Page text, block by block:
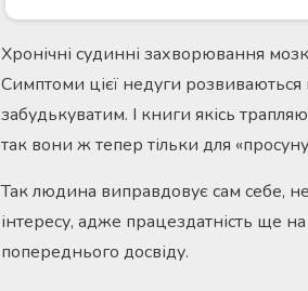
Хронічні судинні захворювання
Симптоми цієї недуги розвиваються
забудькуватим. І книги якісь
так вони ж тепер тільки для
Так людина виправдовує сам себе,
інтересу, адже працездатність ще
попереднього досвіду.